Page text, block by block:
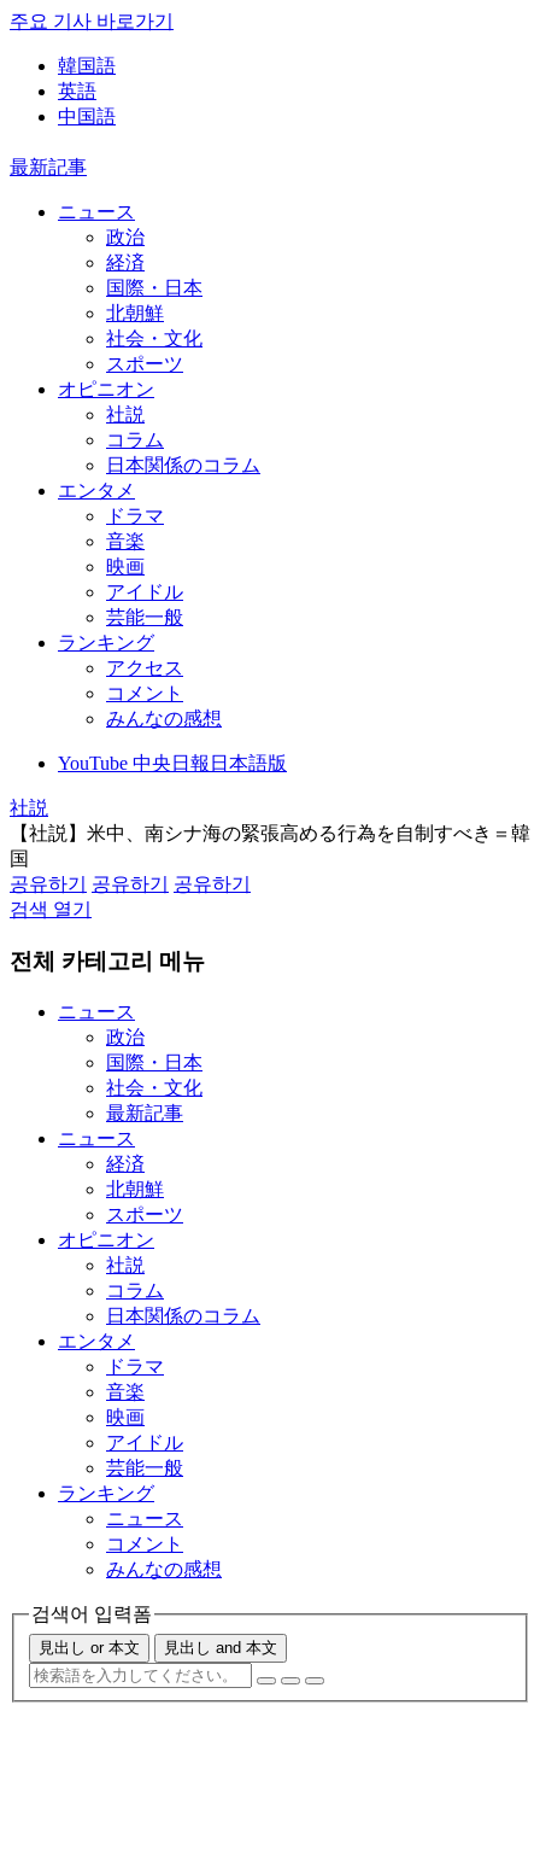
주요 기사 바로가기
韓国語
英語
中国語
最新記事
ニュース
政治
経済
国際・日本
北朝鮮
社会・文化
スポーツ
オピニオン
社説
コラム
日本関係のコラム
エンタメ
ドラマ
音楽
映画
アイドル
芸能一般
ランキング
アクセス
コメント
みんなの感想
YouTube 中央日報日本語版
社説
【社説】米中、南シナ海の緊張高める行為を自制すべき＝韓
国
공유하기
공유하기
공유하기
검색 열기
전체 카테고리 메뉴
ニュース
政治
国際・日本
社会・文化
最新記事
ニュース
経済
北朝鮮
スポーツ
オピニオン
社説
コラム
日本関係のコラム
エンタメ
ドラマ
音楽
映画
アイドル
芸能一般
ランキング
ニュース
コメント
みんなの感想
검색어 입력폼
見出し or 本文 見出し and 本文